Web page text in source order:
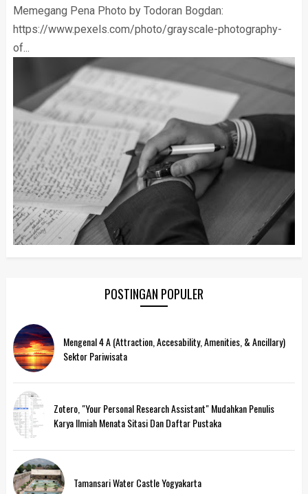
Memegang Pena Photo by Todoran Bogdan:
https://www.pexels.com/photo/grayscale-photography-
of...
POSTINGAN POPULER
Mengenal 4 A (Attraction, Accesability, Amenities, & Ancillary)
Sektor Pariwisata
Zotero, "Your Personal Research Assistant" Mudahkan Penulis
Karya Ilmiah Menata Sitasi Dan Daftar Pustaka
Tamansari Water Castle Yogyakarta